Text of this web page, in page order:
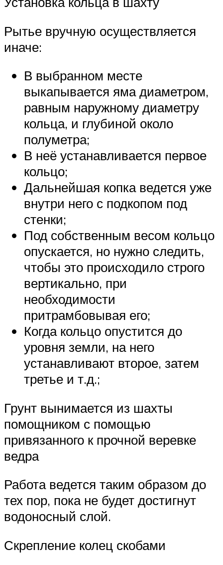
Рытье вручную осуществляется
иначе:
В выбранном месте
выкапывается яма диаметром,
равным наружному диаметру
кольца, и глубиной около
полуметра;
В неё устанавливается первое
кольцо;
Дальнейшая копка ведется уже
внутри него с подкопом под
стенки;
Под собственным весом кольцо
опускается, но нужно следить,
чтобы это происходило строго
вертикально, при
необходимости
притрамбовывая его;
Когда кольцо опустится до
уровня земли, на него
устанавливают второе, затем
третье и т.д.;
Грунт вынимается из шахты
помощником с помощью
привязанного к прочной веревке
ведра
Работа ведется таким образом до
тех пор, пока не будет достигнут
водоносный слой.
Скрепление колец скобами